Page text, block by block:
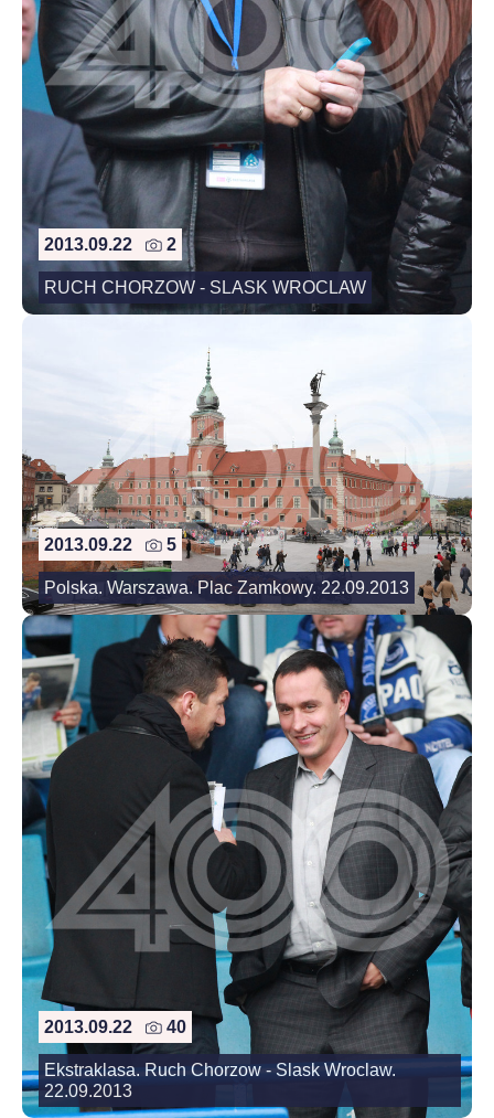
2013.09.22 2
RUCH CHORZOW - SLASK WROCLAW
2013.09.22 5
Polska. Warszawa. Plac Zamkowy. 22.09.2013
2013.09.22 40
Ekstraklasa. Ruch Chorzow - Slask Wroclaw.
22.09.2013